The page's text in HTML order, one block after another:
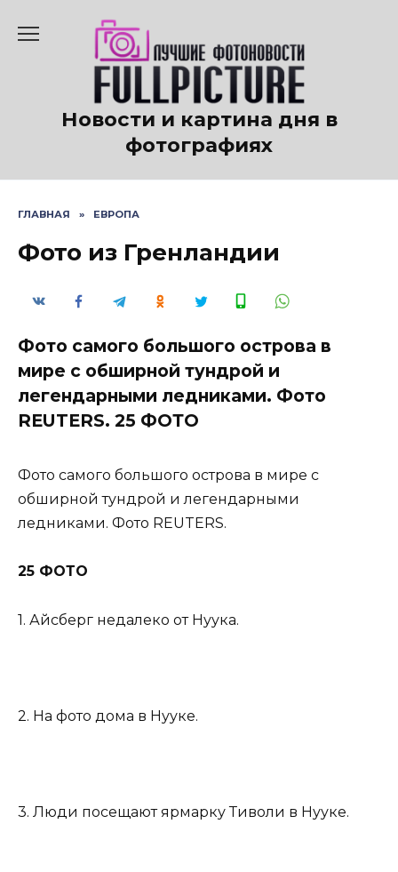
содержанию
Новости и картина дня в
фотографиях
ГЛАВНАЯ » ЕВРОПА
Фото из Гренландии
Фото самого большого острова в
мире с обширной тундрой и
легендарными ледниками. Фото
REUTERS. 25 ФОТО
Фото самого большого острова в мире с
обширной тундрой и легендарными
ледниками. Фото REUTERS.
25 ФОТО
1. Айсберг недалеко от Нуука.
2. На фото дома в Нууке.
3. Люди посещают ярмарку Тиволи в Нууке.